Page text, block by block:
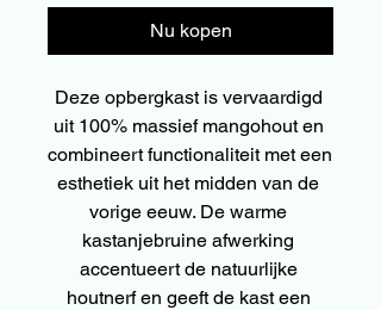
Nu kopen
Deze opbergkast is vervaardigd
uit 100% massief mangohout en
combineert functionaliteit met een
esthetiek uit het midden van de
vorige eeuw. De warme
kastanjebruine afwerking
accentueert de natuurlijke
houtnerf en geeft de kast een